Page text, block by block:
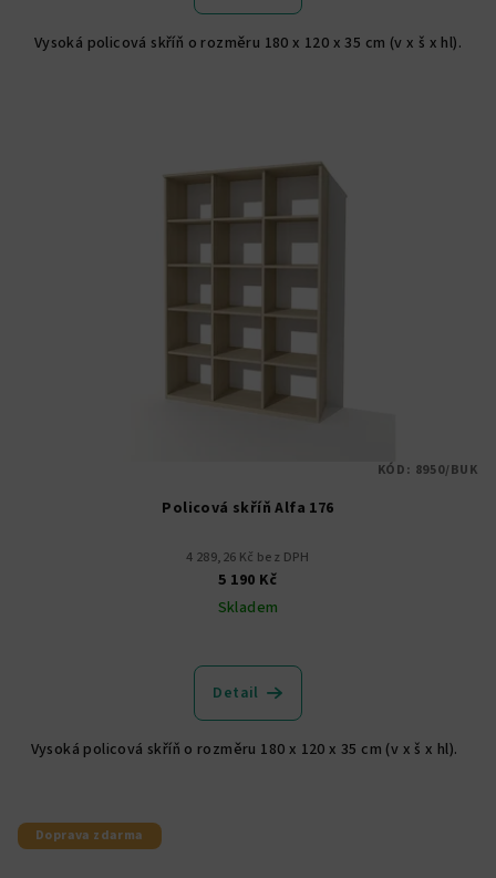
Vysoká policová skříň o rozměru 180 x 120 x 35 cm (v x š x hl).
Policová skříň Alfa 176
4 289,26 Kč bez DPH
5 190 Kč
Skladem
hodnocení
produktu
z
Detail
Vysoká policová skříň o rozměru 180 x 120 x 35 cm (v x š x hl).
KÓD: 8950/BUK
Doprava zdarma